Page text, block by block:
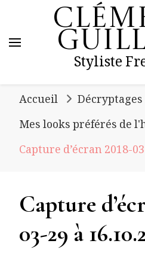
Styliste
Accueil
Décryptages
Mes looks préférés de
Capture d’écran 2018-
Capture
03-29 à